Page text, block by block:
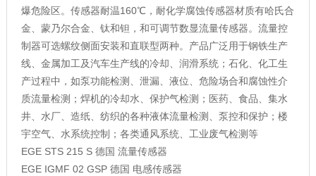
爆危险区。传感器耐温160℃，耐化学腐蚀传感器材质有哈氏合
金、蒙乃尔合金、钛和钽，和可调节数显流量传感器。流量控
制器可选螺纹侧面安装和直联型两种。产品广泛用于钢铁生产
线、金属加工及汽车生产线的冷却、润滑系统；石化、化工生
产过程中，如泵功能检测、泄漏、液位、危险场合和腐蚀性介
质流量检测；焊机的冷却水、保护气检测；医药、食品、集水
井、水厂、造纸、纺织的各种液体流量检测、泵控和保护；楼
宇空气、水系统控制；各类通风系统、工业废气检测等
EGE STS 215 S 德国 流量传感器
EGE IGMF 02 GSP 德国 电感传感器